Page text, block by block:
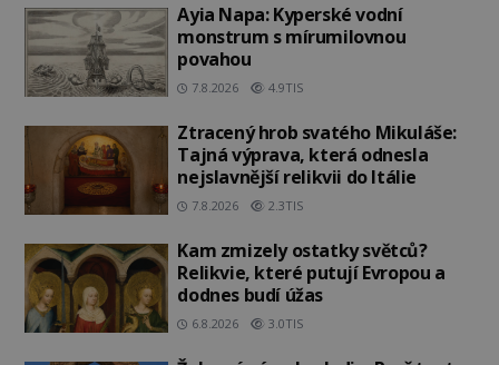
Ayia Napa: Kyperské vodní
monstrum s mírumilovnou
povahou
7.8.2026 4.9TIS
Ztracený hrob svatého Mikuláše:
Tajná výprava, která odnesla
nejslavnější relikvii do Itálie
7.8.2026 2.3TIS
Kam zmizely ostatky světců?
Relikvie, které putují Evropou a
dodnes budí úžas
6.8.2026 3.0TIS